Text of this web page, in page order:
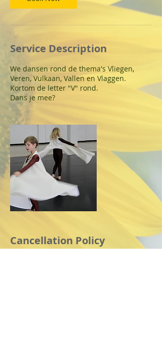
Service Description
We dansen rond de thema's Vliegen,
Veren, Vulkaan, Vallen en Vlaggen.
Kortom de letter "V" rond.
Dans je mee?
Cancellation Policy